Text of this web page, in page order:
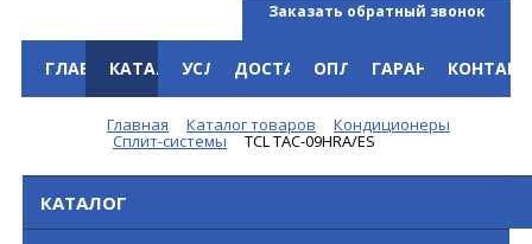
Заказать обратный звонок
ГЛАВНАЯКАТАЛОГУСЛУГИДОСТАВКАОПЛАТАГАРАНТИЯ
Главная Каталог товаров Кондиционеры
Сплит-системы TCL TAC-09HRA/ES
КАТАЛОГ